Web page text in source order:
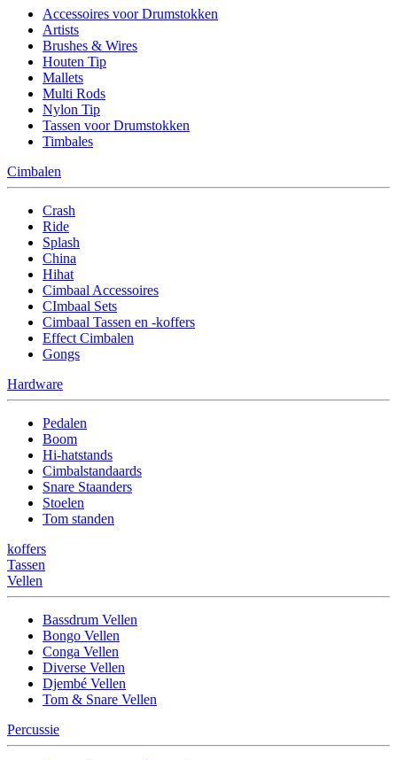
Accessoires voor Drumstokken
Artists
Brushes & Wires
Houten Tip
Mallets
Multi Rods
Nylon Tip
Tassen voor Drumstokken
Timbales
Cimbalen
Crash
Ride
Splash
China
Hihat
Cimbaal Accessoires
CImbaal Sets
Cimbaal Tassen en -koffers
Effect Cimbalen
Gongs
Hardware
Pedalen
Boom
Hi-hatstands
Cimbalstandaards
Snare Staanders
Stoelen
Tom standen
koffers
Tassen
Vellen
Bassdrum Vellen
Bongo Vellen
Conga Vellen
Diverse Vellen
Djembé Vellen
Tom & Snare Vellen
Percussie